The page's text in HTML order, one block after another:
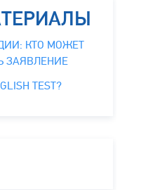
КТО МОЖЕТ
ЗАЯВЛЕНИЕ
TEST?